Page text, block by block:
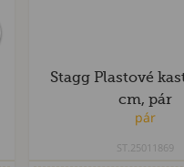
Stagg Plastové
cm, pár
ST.25011869